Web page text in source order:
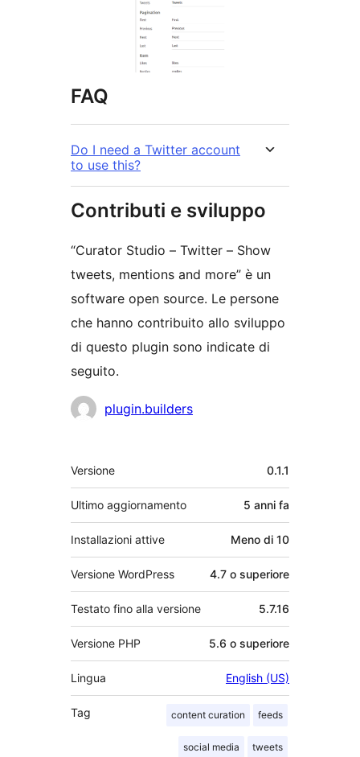
FAQ
Do I need a Twitter account
to use this?
Contributi e sviluppo
“Curator Studio – Twitter – Show
tweets, mentions and more” è un
software open source. Le persone
che hanno contribuito allo sviluppo
di questo plugin sono indicate di
seguito.
Collaboratori
plugin.builders
Meta
Versione 0.1.1
Ultimo aggiornamento 5 anni fa
Installazioni attive Meno di 10
Versione WordPress 4.7 o superiore
Testato fino alla versione 5.7.16
Versione PHP 5.6 o superiore
Lingua English (US)
Tag content curation feeds
social media tweets